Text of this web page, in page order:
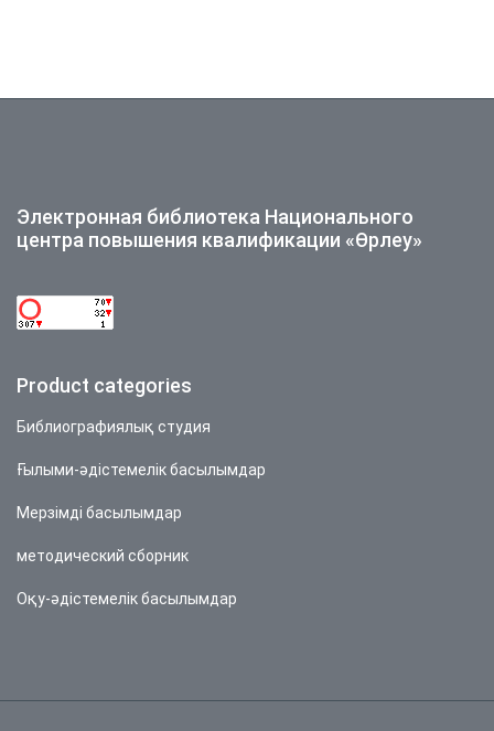
Электронная библиотека Национального
центра повышения квалификации «Өрлеу»
Product categories
Библиографиялық студия
Ғылыми-әдістемелік басылымдар
Мерзімді басылымдар
методический сборник
Оқу-әдістемелік басылымдар